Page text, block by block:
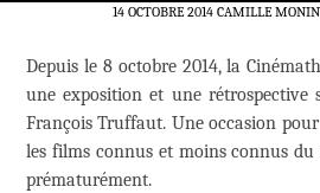
14 OCTOBRE 2014 CAMILLE MONIN
Depuis le 8 octobre 2014, la
une exposition et une
François Truffaut. Une occasion
les films connus et moins connus
prématurément.